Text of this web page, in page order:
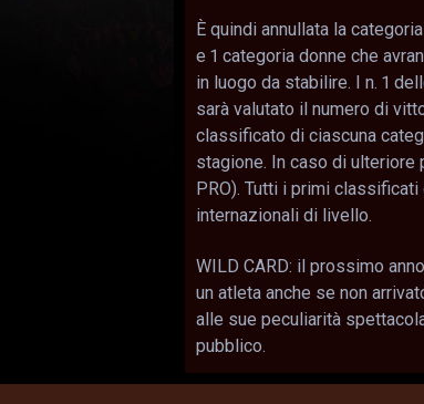
È quindi annullata la
e 1 categoria donne che
in luogo da stabilire. I n. 1
sarà valutato il numero di
classificato di ciascuna
stagione. In caso di ulteriore
PRO). Tutti i primi
internazionali di livello.
WILD CARD: il prossimo
un atleta anche se non
alle sue peculiarità
pubblico.